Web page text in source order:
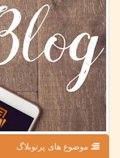
موضوع های پرتوبلاگ